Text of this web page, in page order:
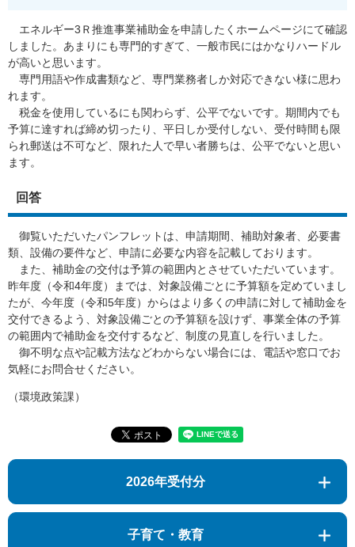
エネルギー3Ｒ推進事業補助金を申請したくホームページにて確認
しました。あまりにも専門的すぎて、一般市民にはかなりハードル
が高いと思います。
専門用語や作成書類など、専門業務者しか対応できない様に思わ
れます。
税金を使用しているにも関わらず、公平でないです。期間内でも
予算に達すれば締め切ったり、平日しか受付しない、受付時間も限
られ郵送は不可など、限れた人で早い者勝ちは、公平でないと思い
ます。​
回答
御覧いただいたパンフレットは、申請期間、補助対象者、必要書
類、設備の要件など、申請に必要な内容を記載しております。
また、補助金の交付は予算の範囲内とさせていただいています。
昨年度（令和4年度）までは、対象設備ごとに予算額を定めていまし
たが、今年度（令和5年度）からはより多くの申請に対して補助金を
交付できるよう、対象設備ごとの予算額を設けず、事業全体の予算
の範囲内で補助金を交付するなど、制度の見直しを行いました。
御不明な点や記載方法などわからない場合には、電話や窓口でお
気軽にお問合せください。​
（環境政策課）
2026年受付分
子育て・教育